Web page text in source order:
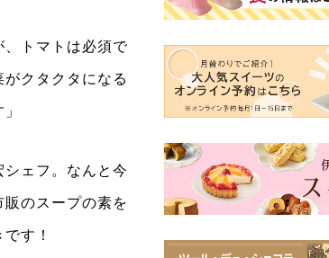
、トマトは必須で
クタクタになる
ェフ。なんと今
のスープの素を
す！